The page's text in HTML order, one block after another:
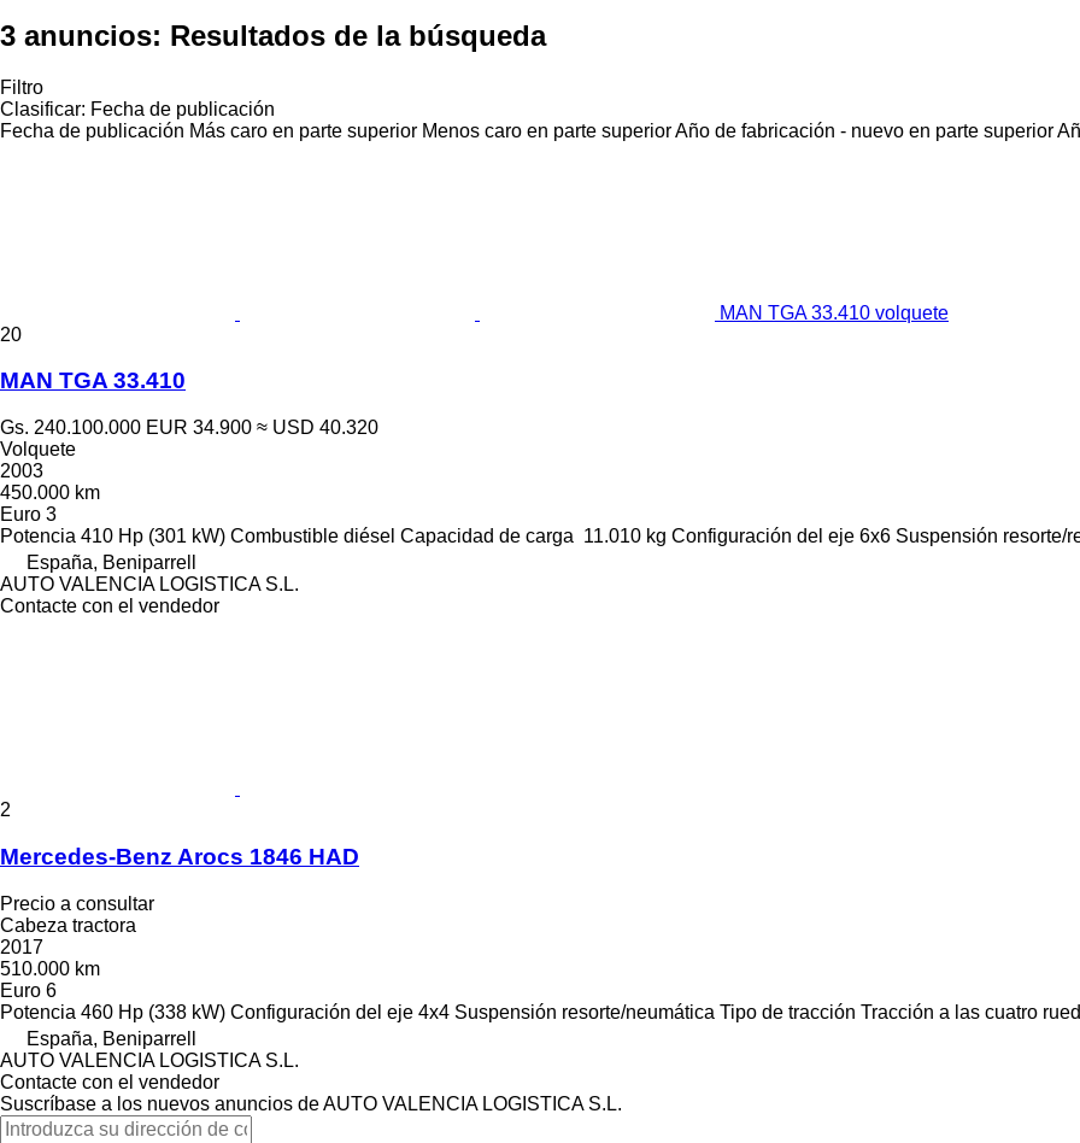
3 anuncios: Resultados de la búsqueda
Filtro
Clasificar: Fecha de publicación
Fecha de publicación Más caro en parte superior Menos caro en parte superiorAño de fabricación - nuevo en parte superior
MAN TGA 33.410 volquete
20
MAN TGA 33.410
Gs. 240.100.000 EUR 34.900 ≈ USD 40.320
Volquete
2003
450.000 km
Euro 3
Potencia 410 Hp (301 kW) Combustible diésel Capacidad de carga 11.010 kg Configuración del eje 6x6 Suspensión resorte/
España, Beniparrell
AUTO VALENCIA LOGISTICA S.L.
Contacte con el vendedor
2
Mercedes-Benz Arocs 1846 HAD
Precio a consultar
Cabeza tractora
2017
510.000 km
Euro 6
Potencia 460 Hp (338 kW) Configuración del eje 4x4 Suspensión resorte/neumática Tipo de tracción Tracción a las cuatro
España, Beniparrell
AUTO VALENCIA LOGISTICA S.L.
Contacte con el vendedor
Suscríbase a los nuevos anuncios de AUTO VALENCIA LOGISTICA S.L.